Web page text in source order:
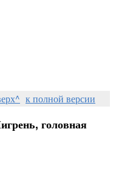
к полной версии
головная